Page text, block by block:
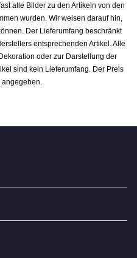
alle Bilder zu den Artikeln von den
wurden. Wir weisen darauf hin,
Der Lieferumfang beschränkt
entsprechenden Artikel. Alle
oder zur Darstellung der
sind kein Lieferumfang. Der Preis